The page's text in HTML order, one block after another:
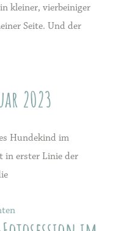
kleiner, vierbeiniger
Seite. Und der
2023
Hundekind im
in erster Linie der